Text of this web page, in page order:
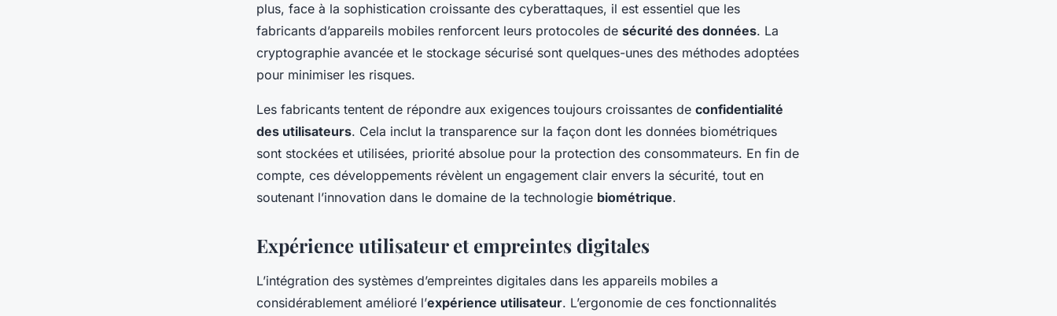
plus, face à la sophistication croissante des cyberattaques, il est essentiel que les
fabricants d’appareils mobiles renforcent leurs protocoles de sécurité des données. La
cryptographie avancée et le stockage sécurisé sont quelques-unes des méthodes adoptées
pour minimiser les risques.
Les fabricants tentent de répondre aux exigences toujours croissantes de confidentialité
des utilisateurs. Cela inclut la transparence sur la façon dont les données biométriques
sont stockées et utilisées, priorité absolue pour la protection des consommateurs. En fin de
compte, ces développements révèlent un engagement clair envers la sécurité, tout en
soutenant l’innovation dans le domaine de la technologie biométrique.
Expérience utilisateur et empreintes digitales
L’intégration des systèmes d’empreintes digitales dans les appareils mobiles a
considérablement amélioré l’expérience utilisateur. L’ergonomie de ces fonctionnalités